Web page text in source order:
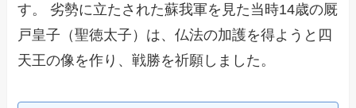
す。 劣勢に立たされた蘇我軍を見た当時14歳の厩
戸皇子（聖徳太子）は、仏法の加護を得ようと四
天王の像を作り、戦勝を祈願しました。